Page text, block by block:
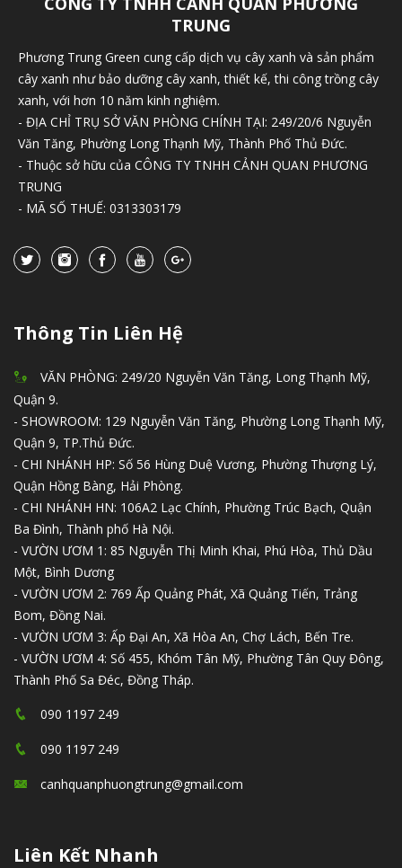
TRUNG
Phương Trung Green cung cấp dịch vụ cây xanh và sản phẩm
cây xanh như bảo dưỡng cây xanh, thiết kế, thi công trồng cây
xanh, với hơn 10 năm kinh nghiệm.
- ĐỊA CHỈ TRỤ SỞ VĂN PHÒNG CHÍNH TẠI: 249/20/6 Nguyễn
Văn Tăng, Phường Long Thạnh Mỹ, Thành Phố Thủ Đức.
- Thuộc sở hữu của CÔNG TY TNHH CẢNH QUAN PHƯƠNG
TRUNG
- MÃ SỐ THUẾ: 0313303179
Thông Tin Liên Hệ
VĂN PHÒNG: 249/20 Nguyễn Văn Tăng, Long Thạnh Mỹ,
Quận 9.
- SHOWROOM: 129 Nguyễn Văn Tăng, Phường Long Thạnh Mỹ,
Quận 9, TP.Thủ Đức.
- CHI NHÁNH HP: Số 56 Hùng Duệ Vương, Phường Thượng Lý,
Quận Hồng Bàng, Hải Phòng.
- CHI NHÁNH HN: 106A2 Lạc Chính, Phường Trúc Bạch, Quận
Ba Đình, Thành phố Hà Nội.
- VƯỜN ƯƠM 1: 85 Nguyễn Thị Minh Khai, Phú Hòa, Thủ Dầu
Một, Bình Dương
- VƯỜN ƯƠM 2: 769 Ấp Quảng Phát, Xã Quảng Tiến, Trảng
Bom, Đồng Nai.
- VƯỜN ƯƠM 3: Ấp Đại An, Xã Hòa An, Chợ Lách, Bến Tre.
- VƯỜN ƯƠM 4: Số 455, Khóm Tân Mỹ, Phường Tân Quy Đông,
Thành Phố Sa Đéc, Đồng Tháp.
090 1197 249
090 1197 249
canhquanphuongtrung@gmail.com
Liên Kết Nhanh